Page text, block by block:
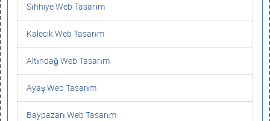
Sıhhiye Web Tasarım
Kalecik Web Tasarım
Altındağ Web Tasarım
Ayaş Web Tasarım
Baypazarı Web Tasarım